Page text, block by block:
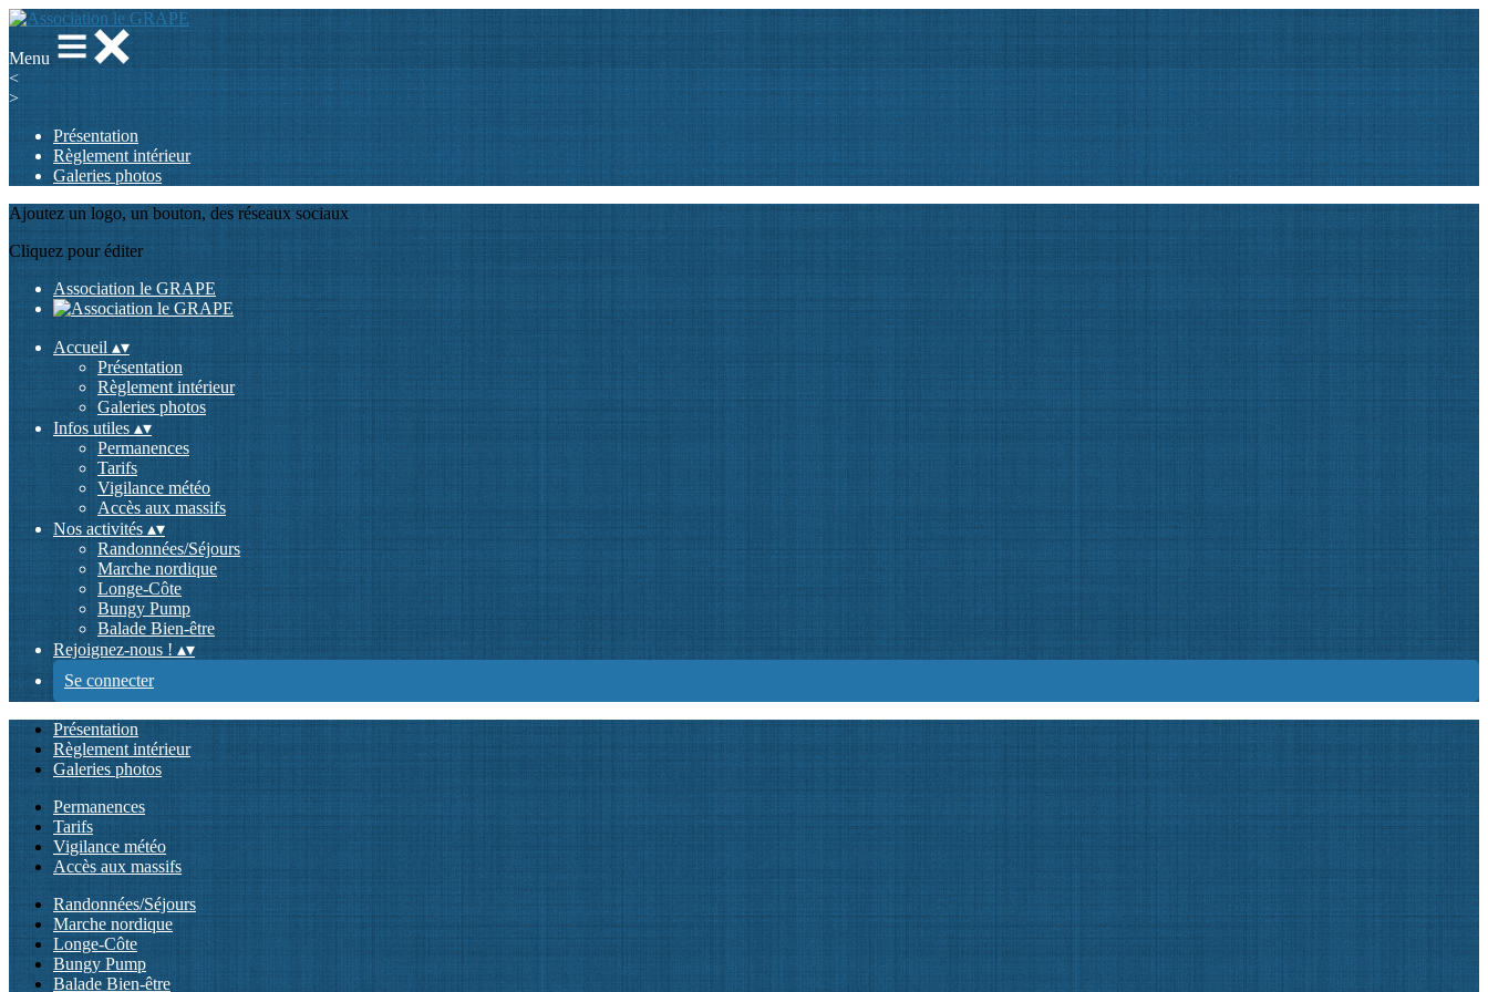
Menu
<
>
Présentation
Règlement intérieur
Galeries photos
Ajoutez un logo, un bouton, des réseaux sociaux
Cliquez pour éditer
Association le GRAPE
Accueil ▴▾
Présentation
Règlement intérieur
Galeries photos
Infos utiles ▴▾
Permanences
Tarifs
Vigilance météo
Accès aux massifs
Nos activités ▴▾
Randonnées/Séjours
Marche nordique
Longe-Côte
Bungy Pump
Balade Bien-être
Rejoignez-nous ! ▴▾
Se connecter
Présentation
Règlement intérieur
Galeries photos
Permanences
Tarifs
Vigilance météo
Accès aux massifs
Randonnées/Séjours
Marche nordique
Longe-Côte
Bungy Pump
Balade Bien-être